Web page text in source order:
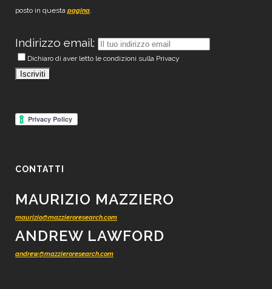
posto in questa pagina.
Indirizzo email:
Dichiaro di aver letto le condizioni sulla Privacy
CONTATTI
MAURIZIO MAZZIERO
maurizio@mazzieroresearch.com
ANDREW LAWFORD
andrew@mazzieroresearch.com